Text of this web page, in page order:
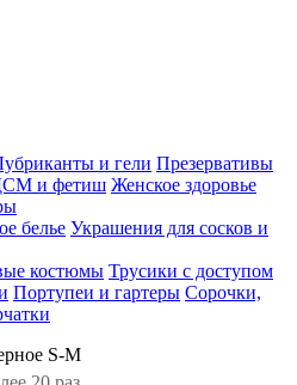
и гели Презервативы
и фетиш Женское здоровье
белье Украшения для сосков и
костюмы Трусики с доступом
Портупеи и гартеры Сорочки,
S-M